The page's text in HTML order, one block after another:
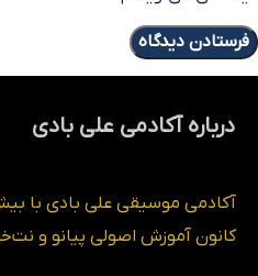
درباره آکادمی علی بادی
کانون آموزش اصولی پیانو و